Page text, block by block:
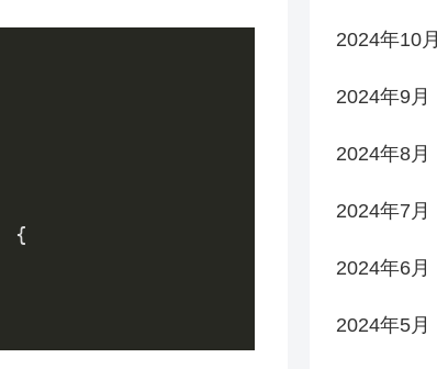
{
2024年10月
2024年9月
2024年8月
2024年7月
2024年6月
2024年5月